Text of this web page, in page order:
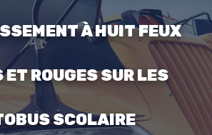
À HUIT FEUX
ROUGES SUR LES
SCOLAIRE